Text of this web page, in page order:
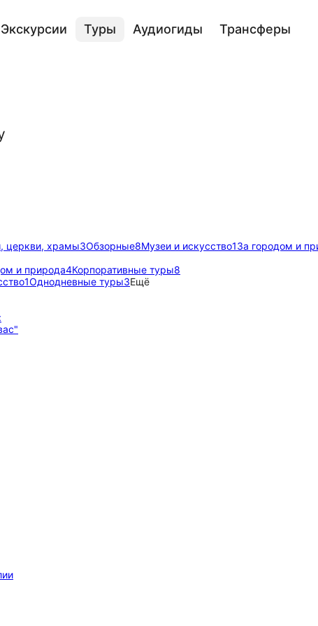
Экскурсии Туры Аудиогиды Трансферы
церкви, храмы3Обзорные8Музеи и искусство1За городом и
и природа4Корпоративные туры8
1Однодневные туры3Ещё